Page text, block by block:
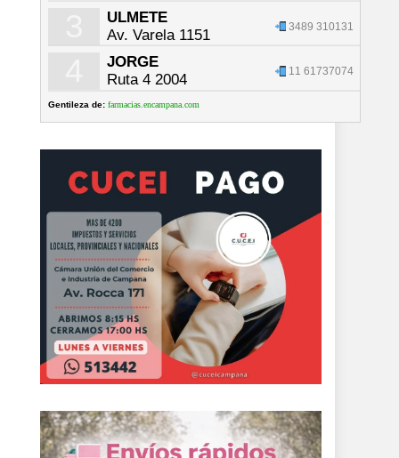
ULMETE
Av. Varela 1151
3489 310131
JORGE
Ruta 4 2004
11 61737074
Gentileza de: farmacias.encampana.com